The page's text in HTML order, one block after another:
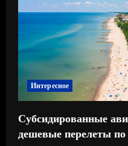
Интересное
Субсидированные
дешевые перелеты по